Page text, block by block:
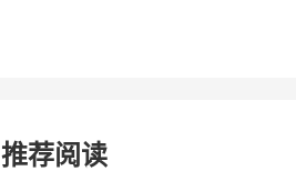
荐阅读